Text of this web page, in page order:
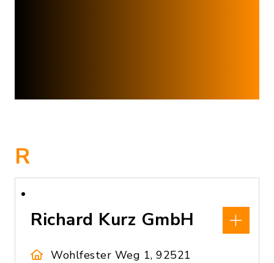
R
Richard Kurz GmbH
Wohlfester Weg 1, 92521